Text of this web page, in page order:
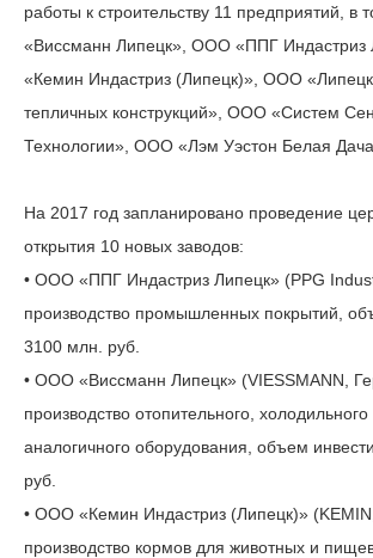
работы к строительству 11 предприятий,
«Виссманн Липецк», ООО «ППГ
«Кемин Индастриз (Липецк)», ООО
тепличных конструкций», ООО «Систем
Технологии», ООО «Лэм Уэстон Белая
На 2017 год запланировано проведение
открытия 10 новых заводов:
• ООО «ППГ Индастриз Липецк» (PPG
производство промышленных покрытий,
3100 млн. руб.
• ООО «Виссманн Липецк» (VIESSMANN,
производство отопительного, холодильного
аналогичного оборудования, объем
руб.
• ООО «Кемин Индастриз (Липецк)»
производство кормов для животных и